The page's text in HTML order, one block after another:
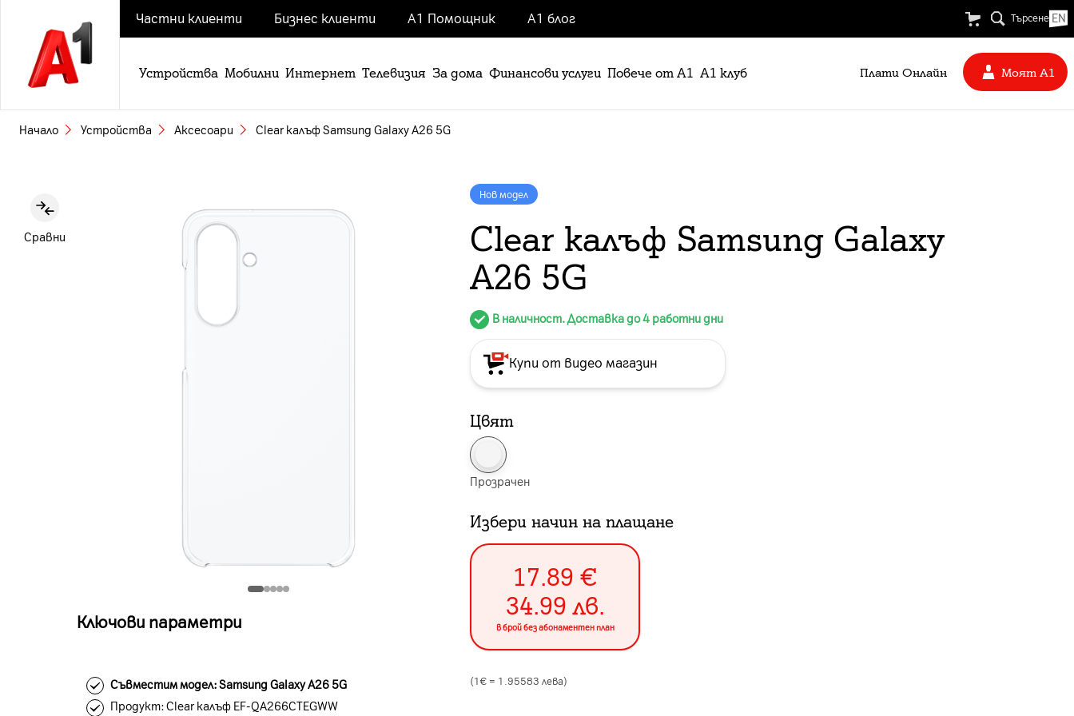
Частни клиенти Бизнес клиенти А1 Помощник А1 блог Търсене EN
Устройства Мобилни Интернет Телевизия За дома Финансови услуги Повече от А1 А1 клуб Плати Oнлайн Моят А1
Начало Устройства Аксесоари Clear калъф Samsung Galaxy A26 5G
Сравни
Ключови параметри
Съвместим модел: Samsung Galaxy А26 5G
Продукт: Clear калъф EF-QA266CTEGWW
Нов модел
Clear калъф Samsung Galaxy
A26 5G
В наличност. Доставка до 4 работни дни
Купи от видео магазин
Цвят
Прозрачен
Избери начин на плащане
17.89 €
34.99 лв.
в брой без абонаментен план
(1€ = 1.95583 лева)